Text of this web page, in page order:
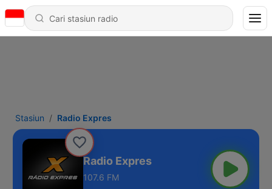
Stasiun Radio Expres
Radio Expres
107.6 FM